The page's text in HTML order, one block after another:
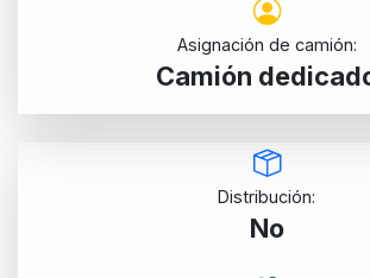
Asignación de camión:
Camión
Distribución:
No